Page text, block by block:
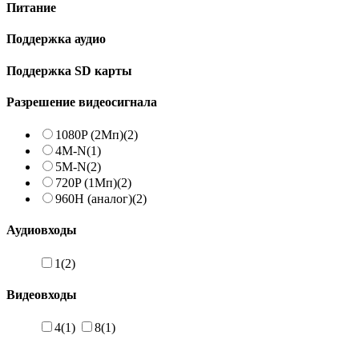
Питание
Поддержка аудио
Поддержка SD карты
Разрешение видеосигнала
1080P (2Мп)(2)
4M-N(1)
5M-N(2)
720P (1Мп)(2)
960H (аналог)(2)
Аудиовходы
1(2)
Видеовходы
4(1) 8(1)